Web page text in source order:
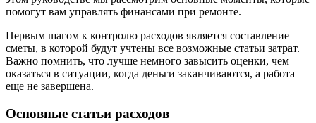
помогут вам управлять финансами при ремонте.
Первым шагом к контролю расходов является составление
сметы, в которой будут учтены все возможные статьи затрат.
Важно помнить, что лучше немного завысить оценки, чем
оказаться в ситуации, когда деньги заканчиваются, а работа
еще не завершена.
Основные статьи расходов